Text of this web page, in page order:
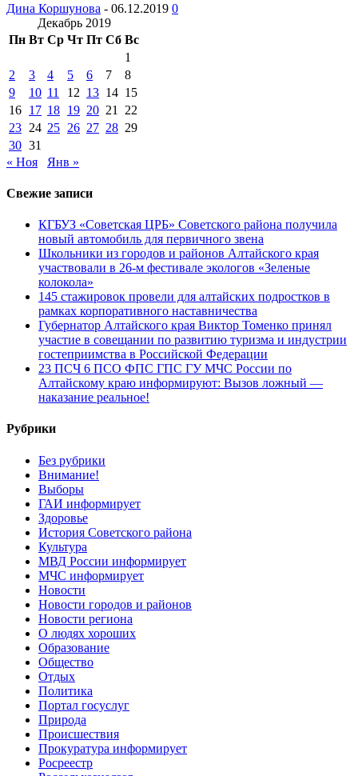
Дина Коршунова - 06.12.2019 0
Декабрь 2019
Пн Вт Ср Чт Пт Сб Вс
1
2
3 4 5 6 7
8
9
10 11 12 13 14 15
16 17 18 19 20 21
22
23 24 25 26 27 28 29
30 31
« Ноя
Янв »
Свежие записи
КГБУЗ «Советская ЦРБ» Советского района получила
новый автомобиль для первичного звена
Школьники из городов и районов Алтайского края
участвовали в 26-м фестивале экологов «Зеленые
колокола»
145 стажировок провели для алтайских подростков в
рамках корпоративного наставничества
Губернатор Алтайского края Виктор Томенко принял
участие в совещании по развитию туризма и индустрии
гостеприимства в Российской Федерации
23 ПСЧ 6 ПСО ФПС ГПС ГУ МЧС России по
Алтайскому краю информируют: Вызов ложный —
наказание реальное!
Рубрики
Без рубрики
Внимание!
Выборы
ГАИ информирует
Здоровье
История Советского района
Культура
МВД России информирует
МЧС информирует
Новости
Новости городов и районов
Новости региона
О людях хороших
Образование
Общество
Отдых
Политика
Портал госуслуг
Природа
Происшествия
Прокуратура информирует
Росреестр